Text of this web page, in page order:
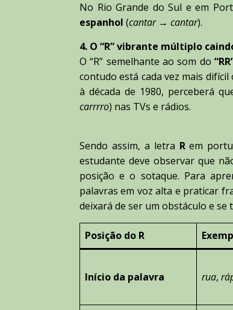
No Rio Grande do Sul e em
espanhol (cantar→ cantar).
4. O “R” vibrante múltiplo
O “R” semelhante ao som do
contudo está cada vez mais
à década de 1980, perceberá
carrrro) nas TVs e rádios.
Sendo assim, a letra Rem
estudante deve observar que
posição e o sotaque. Para
palavras em voz alta e praticar
deixará de ser um obstáculo e
Posição do R
Início da palavra rua,